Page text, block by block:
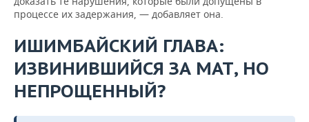
процессе их задержания, — добавляет она.
ИШИМБАЙСКИЙ ГЛАВА:
ИЗВИНИВШИЙСЯ ЗА МАТ, НО
НЕПРОЩЕННЫЙ?